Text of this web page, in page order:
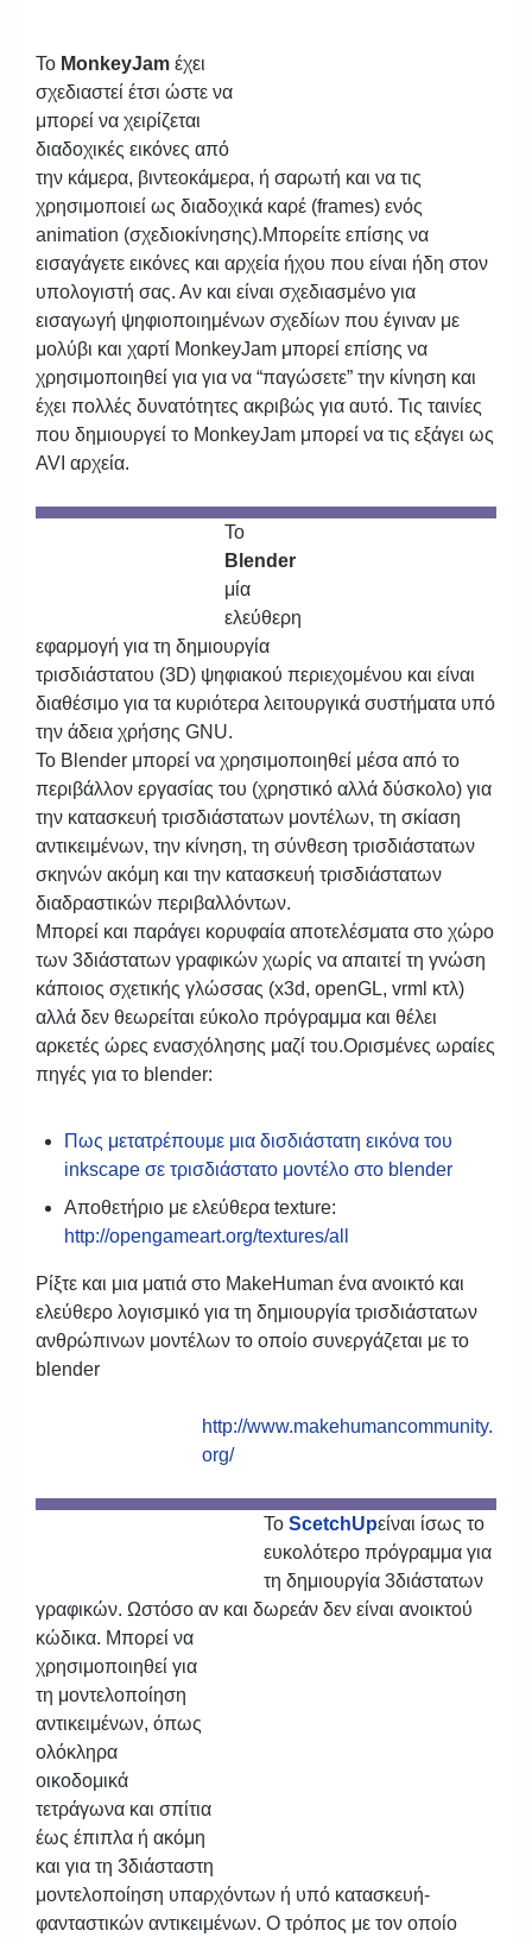
To MonkeyJam έχει
σχεδιαστεί έτσι ώστε να
μπορεί να χειρίζεται
διαδοχικές εικόνες από
την κάμερα, βιντεοκάμερα, ή σαρωτή και να τις
χρησιμοποιεί ως διαδοχικά καρέ (frames) ενός
animation (σχεδιοκίνησης).Μπορείτε επίσης να
εισαγάγετε εικόνες και αρχεία ήχου που είναι ήδη στον
υπολογιστή σας. Αν και είναι σχεδιασμένο για
εισαγωγή ψηφιοποιημένων σχεδίων που έγιναν με
μολύβι και χαρτί MonkeyJam μπορεί επίσης να
χρησιμοποιηθεί για για να “παγώσετε” την κίνηση και
έχει πολλές δυνατότητες ακριβώς για αυτό. Τις ταινίες
που δημιουργεί το MonkeyJam μπορεί να τις εξάγει ως
AVI αρχεία.
Το
Blender
μία
ελεύθερη
εφαρμογή για τη δημιουργία
τρισδιάστατου (3D) ψηφιακού περιεχομένου και είναι
διαθέσιμο για τα κυριότερα λειτουργικά συστήματα υπό
την άδεια χρήσης GNU.
Το Blender μπορεί να χρησιμοποιηθεί μέσα από το
περιβάλλον εργασίας του (χρηστικό αλλά δύσκολο) για
την κατασκευή τρισδιάστατων μοντέλων, τη σκίαση
αντικειμένων, την κίνηση, τη σύνθεση τρισδιάστατων
σκηνών ακόμη και την κατασκευή τρισδιάστατων
διαδραστικών περιβαλλόντων.
Μπορεί και παράγει κορυφαία αποτελέσματα στο χώρο
των 3διάστατων γραφικών χωρίς να απαιτεί τη γνώση
κάποιος σχετικής γλώσσας (x3d, openGL, vrml κτλ)
αλλά δεν θεωρείται εύκολο πρόγραμμα και θέλει
αρκετές ώρες ενασχόλησης μαζί του.Ορισμένες ωραίες
πηγές για το blender:
Πως μετατρέπουμε μια δισδιάστατη εικόνα του
inkscape σε τρισδιάστατο μοντέλο στο blender
Αποθετήριο με ελεύθερα texture:
http://opengameart.org/textures/all
Ρίξτε και μια ματιά στο MakeHuman ένα ανοικτό και
ελεύθερο λογισμικό για τη δημιουργία τρισδιάστατων
ανθρώπινων μοντέλων το οποίο συνεργάζεται με το
blender
http://www.makehumancommunity.
org/
Το ScetchUpείναι ίσως το
ευκολότερο πρόγραμμα για
τη δημιουργία 3διάστατων
γραφικών. Ωστόσο αν και δωρεάν δεν είναι ανοικτού
κώδικα. Μπορεί να
χρησιμοποιηθεί για
τη μοντελοποίηση
αντικειμένων, όπως
ολόκληρα
οικοδομικά
τετράγωνα και σπίτια
έως έπιπλα ή ακόμη
και για τη 3διάσταστη
μοντελοποίηση υπαρχόντων ή υπό κατασκευή-
φανταστικών αντικειμένων. Ο τρόπος με τον οποίο